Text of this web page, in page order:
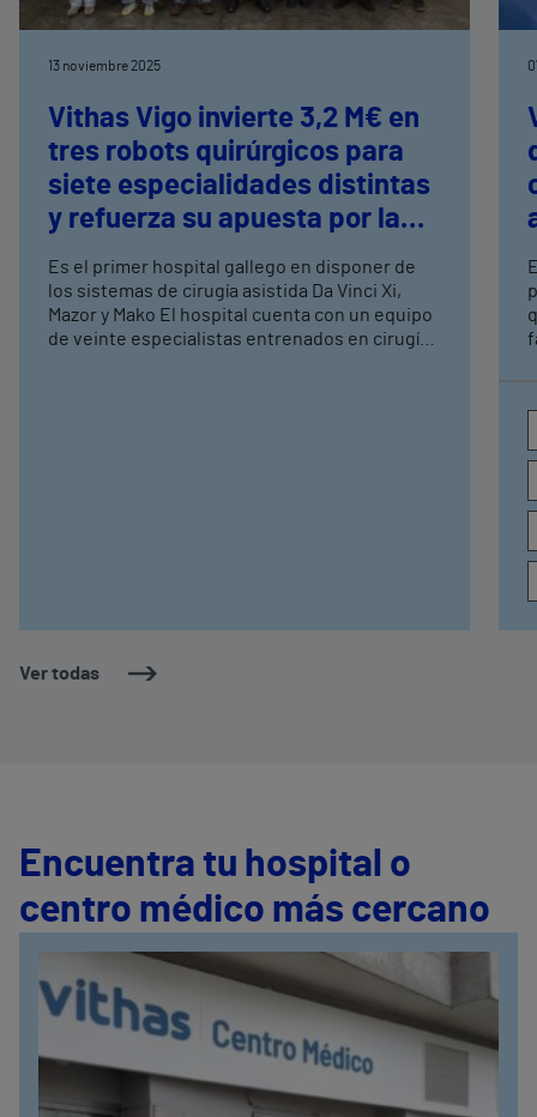
Ver todas
13 noviembre 2025
Vithas Vigo invierte 3,2 M€ en
tres robots quirúrgicos para
siete especialidades distintas
y refuerza su apuesta por la
cirugía de precisión
Es el primer hospital gallego en disponer de
los sistemas de cirugía asistida Da Vinci Xi,
Mazor y Mako El hospital cuenta con un equipo
de veinte especialistas entrenados en cirugía
Encuentra tu hospital o
centro médico más cercano